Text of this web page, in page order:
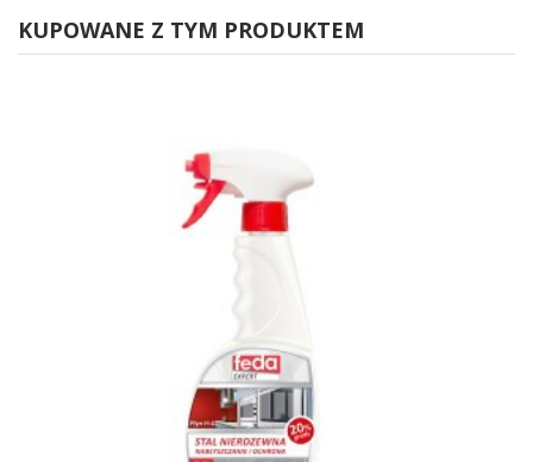
KUPOWANE Z TYM PRODUKTEM